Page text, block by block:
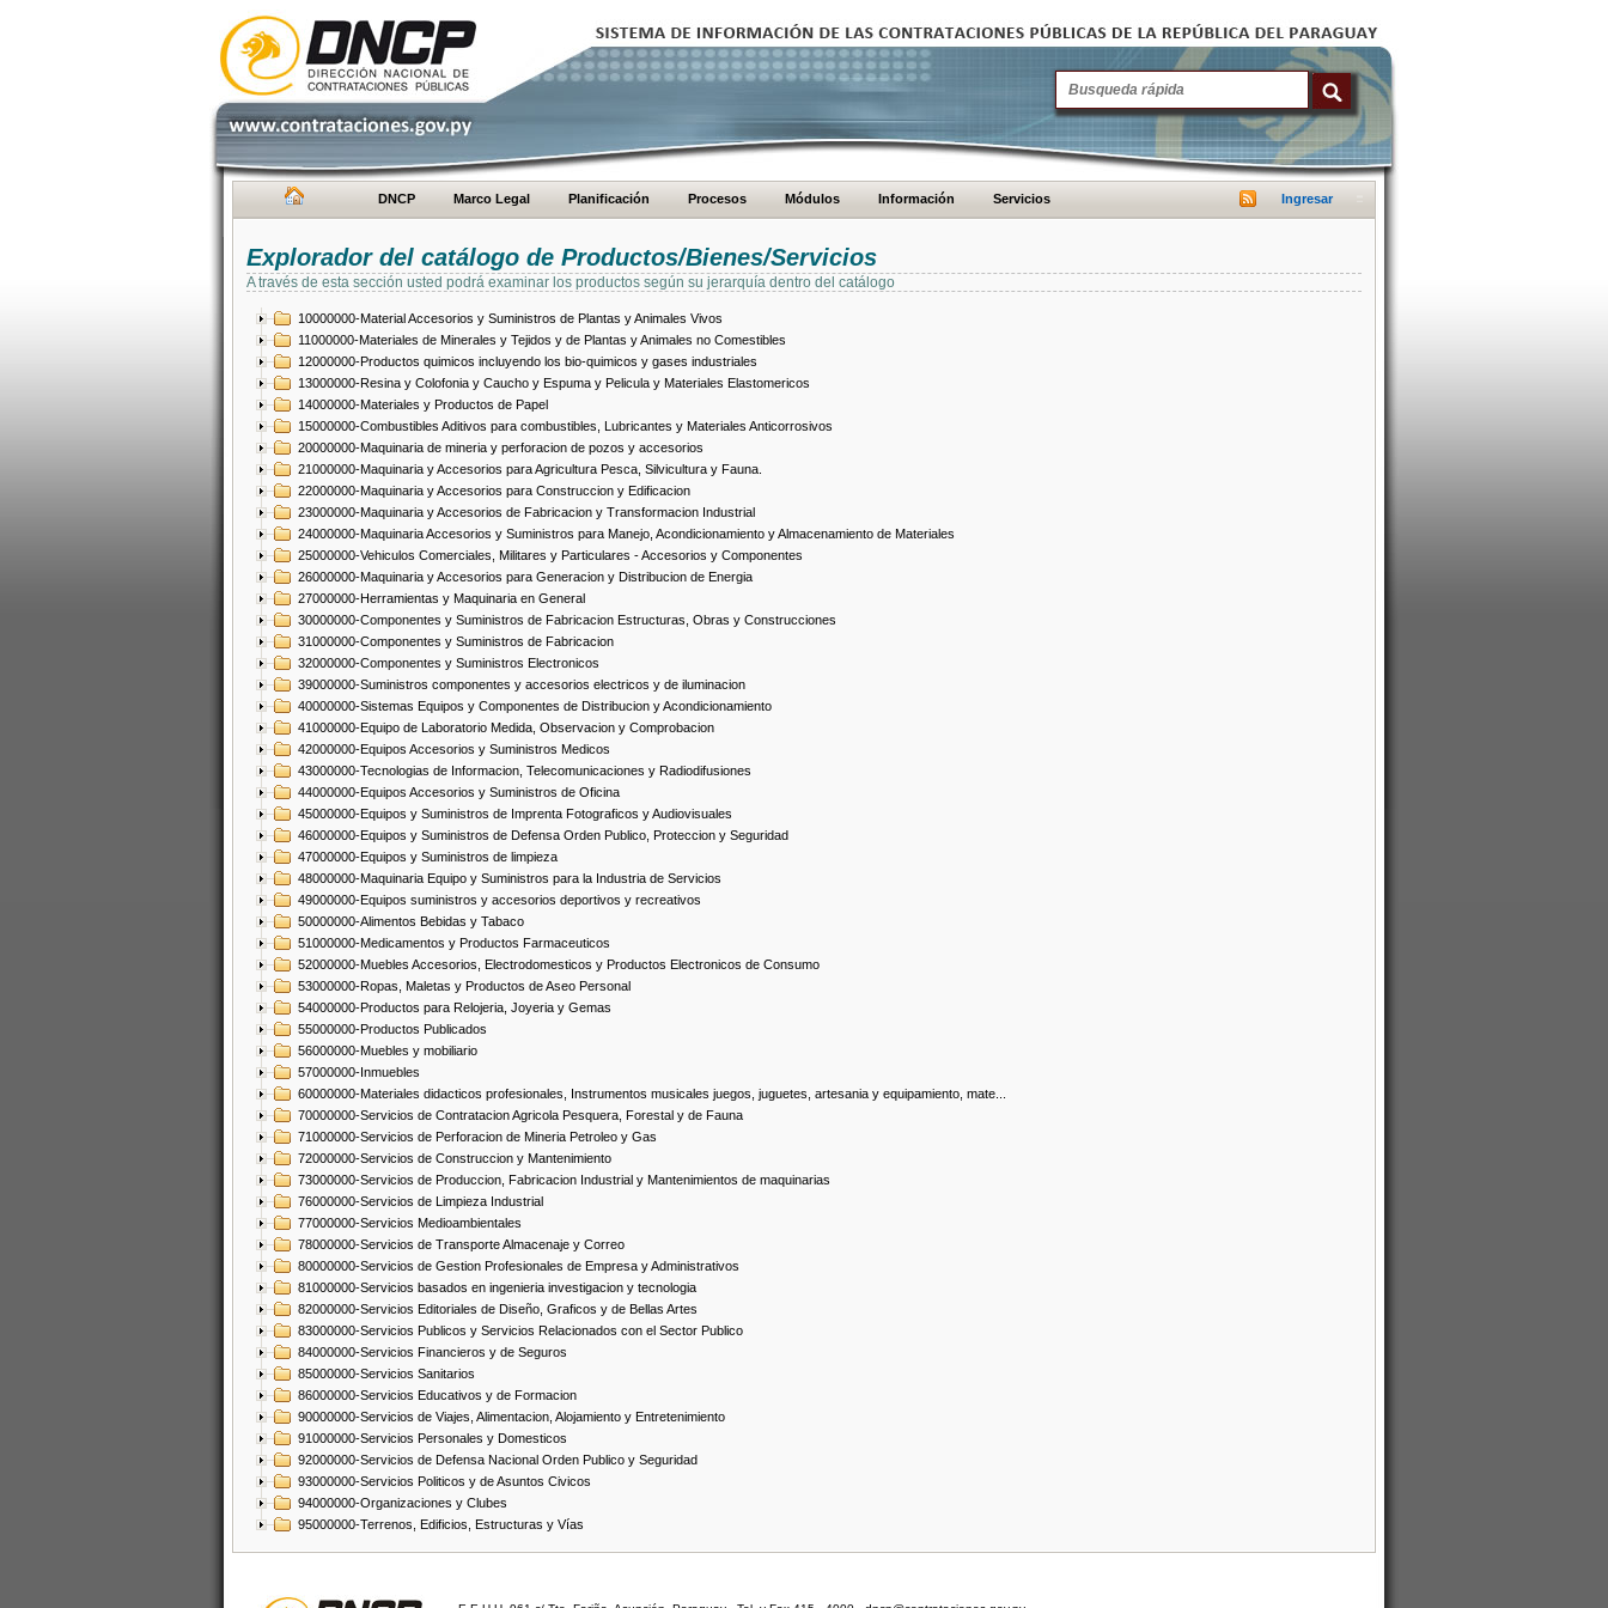
DNCP Marco Legal Planificación Procesos Módulos Información Servicios Ingresar
Explorador del catálogo de Productos/Bienes/Servicios
A través de esta sección usted podrá examinar los productos según su jerarquía dentro del catálogo
10000000-Material Accesorios y Suministros de Plantas y Animales Vivos
11000000-Materiales de Minerales y Tejidos y de Plantas y Animales no Comestibles
12000000-Productos quimicos incluyendo los bio-quimicos y gases industriales
13000000-Resina y Colofonia y Caucho y Espuma y Pelicula y Materiales Elastomericos
14000000-Materiales y Productos de Papel
15000000-Combustibles Aditivos para combustibles, Lubricantes y Materiales Anticorrosivos
20000000-Maquinaria de mineria y perforacion de pozos y accesorios
21000000-Maquinaria y Accesorios para Agricultura Pesca, Silvicultura y Fauna.
22000000-Maquinaria y Accesorios para Construccion y Edificacion
23000000-Maquinaria y Accesorios de Fabricacion y Transformacion Industrial
24000000-Maquinaria Accesorios y Suministros para Manejo, Acondicionamiento y Almacenamiento de Materiales
25000000-Vehiculos Comerciales, Militares y Particulares - Accesorios y Componentes
26000000-Maquinaria y Accesorios para Generacion y Distribucion de Energia
27000000-Herramientas y Maquinaria en General
30000000-Componentes y Suministros de Fabricacion Estructuras, Obras y Construcciones
31000000-Componentes y Suministros de Fabricacion
32000000-Componentes y Suministros Electronicos
39000000-Suministros componentes y accesorios electricos y de iluminacion
40000000-Sistemas Equipos y Componentes de Distribucion y Acondicionamiento
41000000-Equipo de Laboratorio Medida, Observacion y Comprobacion
42000000-Equipos Accesorios y Suministros Medicos
43000000-Tecnologias de Informacion, Telecomunicaciones y Radiodifusiones
44000000-Equipos Accesorios y Suministros de Oficina
45000000-Equipos y Suministros de Imprenta Fotograficos y Audiovisuales
46000000-Equipos y Suministros de Defensa Orden Publico, Proteccion y Seguridad
47000000-Equipos y Suministros de limpieza
48000000-Maquinaria Equipo y Suministros para la Industria de Servicios
49000000-Equipos suministros y accesorios deportivos y recreativos
50000000-Alimentos Bebidas y Tabaco
51000000-Medicamentos y Productos Farmaceuticos
52000000-Muebles Accesorios, Electrodomesticos y Productos Electronicos de Consumo
53000000-Ropas, Maletas y Productos de Aseo Personal
54000000-Productos para Relojeria, Joyeria y Gemas
55000000-Productos Publicados
56000000-Muebles y mobiliario
57000000-Inmuebles
60000000-Materiales didacticos profesionales, Instrumentos musicales juegos, juguetes, artesania y equipamiento, mate...
70000000-Servicios de Contratacion Agricola Pesquera, Forestal y de Fauna
71000000-Servicios de Perforacion de Mineria Petroleo y Gas
72000000-Servicios de Construccion y Mantenimiento
73000000-Servicios de Produccion, Fabricacion Industrial y Mantenimientos de maquinarias
76000000-Servicios de Limpieza Industrial
77000000-Servicios Medioambientales
78000000-Servicios de Transporte Almacenaje y Correo
80000000-Servicios de Gestion Profesionales de Empresa y Administrativos
81000000-Servicios basados en ingenieria investigacion y tecnologia
82000000-Servicios Editoriales de Diseño, Graficos y de Bellas Artes
83000000-Servicios Publicos y Servicios Relacionados con el Sector Publico
84000000-Servicios Financieros y de Seguros
85000000-Servicios Sanitarios
86000000-Servicios Educativos y de Formacion
90000000-Servicios de Viajes, Alimentacion, Alojamiento y Entretenimiento
91000000-Servicios Personales y Domesticos
92000000-Servicios de Defensa Nacional Orden Publico y Seguridad
93000000-Servicios Politicos y de Asuntos Civicos
94000000-Organizaciones y Clubes
95000000-Terrenos, Edificios, Estructuras y Vías